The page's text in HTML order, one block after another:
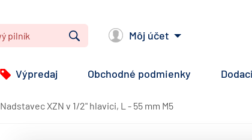
Vyhľadať Môj účet
Výpredaj Obchodné podmienky
Nadstavec XZN v 1/2" hlavici, L - 55 mm M5